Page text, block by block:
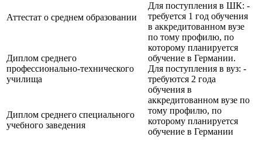
Аттестат о среднем образовании
Для поступления в ШК: -
требуется 1 год обучения
в аккредитованном вузе
по тому профилю, по
которому планируется
обучение в Германии.
Для поступления в вуз: -
требуются 2 года
обучения в
аккредитованном вузе по
тому профилю, по
которому планируется
обучение в Германии
Диплом среднего
профессионально-технического
училища
Диплом среднего специального
учебного заведения